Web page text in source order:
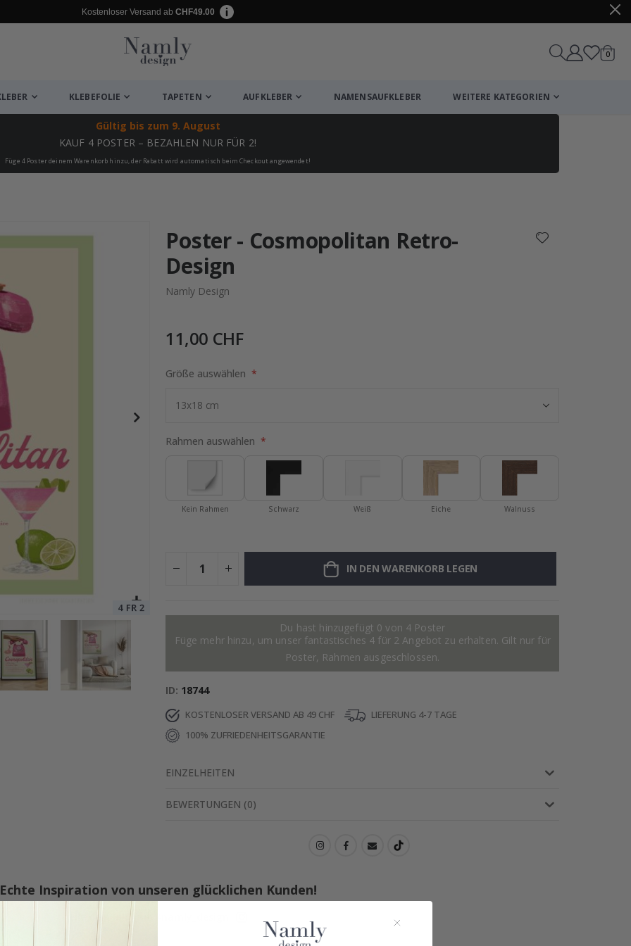
Kostenloser Versand ab CHF49.00
Wagen
0
KLEBEFOLIE TAPETEN AUFKLEBER NAMENSAUFKLEBER WEITERE KATEGORIEN
Gültig bis zum 9. August
KAUF 4 POSTER – BEZAHLEN NUR FÜR 2!
Füge 4 Poster deinem Warenkorb hinzu, der Rabatt wird automatisch beim Checkout angewendet!
Poster - Cosmopolitan Retro-
Design
Namly Design
11,00 CHF
Größe auswählen
Rahmen auswählen
Kein Rahmen Schwarz Weiß Eiche Walnuss
IN DEN WARENKORB LEGEN
Du hast hinzugefügt 0 von 4 Poster
Füge mehr hinzu, um unser fantastisches 4 für 2 Angebot zu erhalten. Gilt nur für
Poster, Rahmen ausgeschlossen.
ID 18744
KOSTENLOSER VERSAND AB 49 CHF
LIEFERUNG 4-7 TAGE
100% ZUFRIEDENHEITSGARANTIE
EINZELHEITEN
BEWERTUNGEN (0)
Echte Inspiration von unseren glücklichen Kunden!
Teile dein Bild mit #namly_design